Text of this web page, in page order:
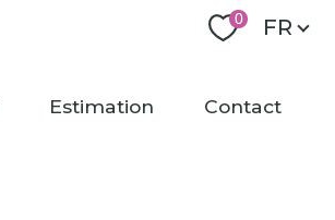
0 FR
estimation contact